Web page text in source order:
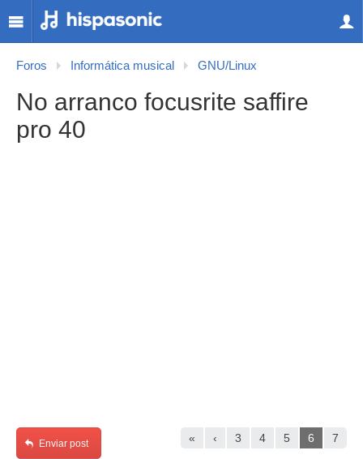
Foros Informática musical GNU/Linux
No arranco focusrite saffire
pro 40
« ‹ 3 4 5 6 7
Enviar post